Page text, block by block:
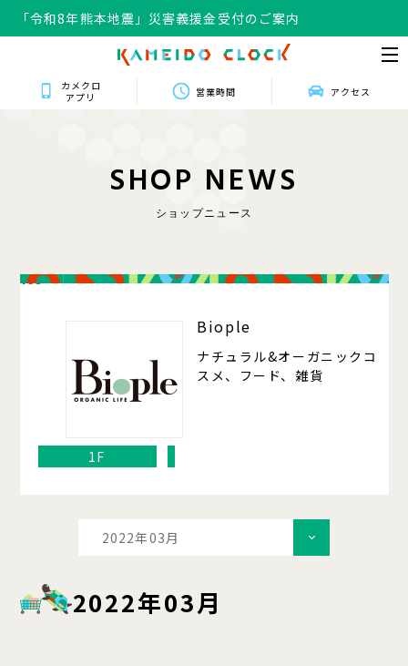
「令和8年熊本地震」災害義援金受付のご案内
カメクロ
アプリ
営業時間 アクセス
SHOP NEWS
ショップニュース
105
Biople
ナチュラル&オーガニックコ
スメ、フード、雑貨
1F
2022年03月
2022年03月